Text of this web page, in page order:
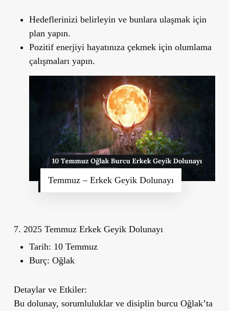
Hedeflerinizi belirleyin ve bunlara ulaşmak için
plan yapın.
Pozitif enerjiyi hayatınıza çekmek için olumlama
çalışmaları yapın.
Temmuz – Erkek Geyik Dolunayı
7. 2025 Temmuz Erkek Geyik Dolunayı
Tarih: 10 Temmuz
Burç: Oğlak
Detaylar ve Etkiler:
Bu dolunay, sorumluluklar ve disiplin burcu Oğlak’ta